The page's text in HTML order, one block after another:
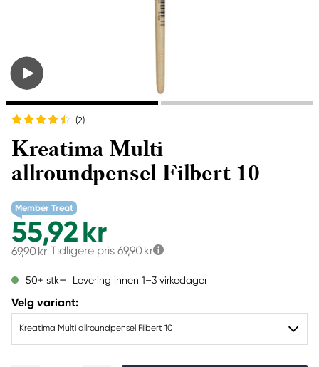
(2)
Kreatima Multi
allroundpensel Filbert 10
Member Treat
55,92 kr
69,90 kr Tidligere pris 69,90 kr
50+ stk Levering innen 1–3 virkedager
Velg variant:
Kreatima Multi allroundpensel Filbert 10